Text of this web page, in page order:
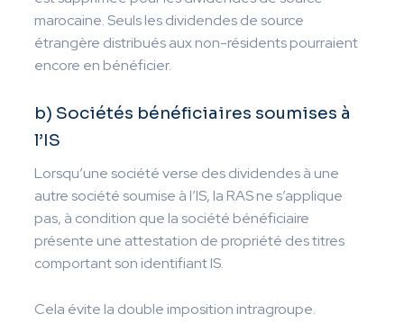
marocaine. Seuls les dividendes de source
étrangère distribués aux non-résidents pourraient
encore en bénéficier.
b) Sociétés bénéficiaires soumises à
l’IS
Lorsqu’une société verse des dividendes à une
autre société soumise à l’IS, la RAS ne s’applique
pas, à condition que la société bénéficiaire
présente une attestation de propriété des titres
comportant son identifiant IS.
Cela évite la double imposition intragroupe.